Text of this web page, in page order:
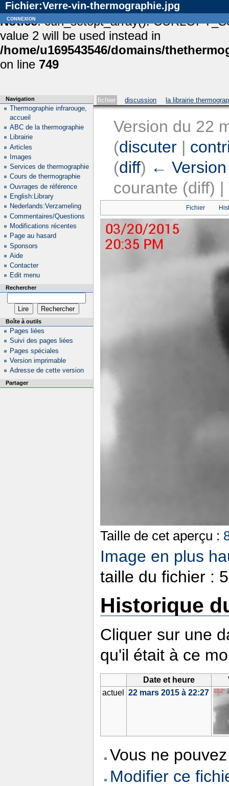
Notice: curl_setopt_array():
value 2 will be used instead in
/home/u169543546/domains/
on line 749
Fichier:Verre-vin-thermographie.jpg
fichier discussion la librairie
Version du 22
(discuter |
(diff) ←
courante (diff)
Fichier
Taille de cet aperçu :
Image en plus
taille du fichier :
Historique
Cliquer sur une
qu'il était à ce
Date et heure
actuel
22 mars 2015 à 22:27
Vous ne
Modifier ce
Navigation
Thermographie infrarouge,
accueil
ABC de la thermographie
Librairie
Articles
Images
Services de thermographie
Cours de thermographie
Ouvrages de référence
English:Library
Nederlands:Verzameling
Commentaires/Questions
Modifications récentes
Page au hasard
Sponsors
Aide
Contacter
Edit menu
Rechercher
Boîte à outils
Pages liées
Suivi des pages liées
Pages spéciales
Version imprimable
Adresse de cette version
Partager
connexion